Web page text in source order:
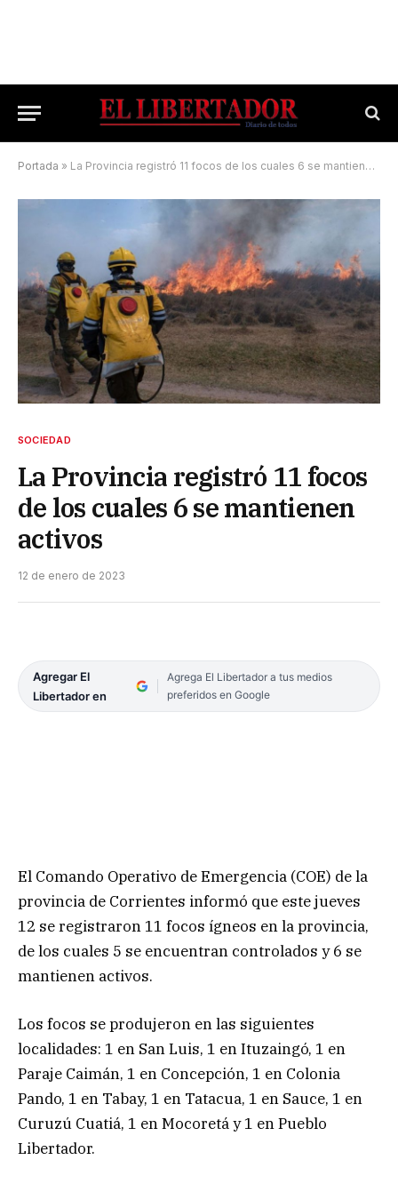
Portada » La Provincia registró 11 focos de los cuales 6 se mantienen activos
SOCIEDAD
La Provincia registró 11 focos
de los cuales 6 se mantienen
activos
12 de enero de 2023
Agregar El
Libertador en
Agrega El Libertador a tus medios
preferidos en Google
El Comando Operativo de Emergencia (COE) de la
provincia de Corrientes informó que este jueves
12 se registraron 11 focos ígneos en la provincia,
de los cuales 5 se encuentran controlados y 6 se
mantienen activos.
Los focos se produjeron en las siguientes
localidades: 1 en San Luis, 1 en Ituzaingó, 1 en
Paraje Caimán, 1 en Concepción, 1 en Colonia
Pando, 1 en Tabay, 1 en Tatacua, 1 en Sauce, 1 en
Curuzú Cuatiá, 1 en Mocoretá y 1 en Pueblo
Libertador.